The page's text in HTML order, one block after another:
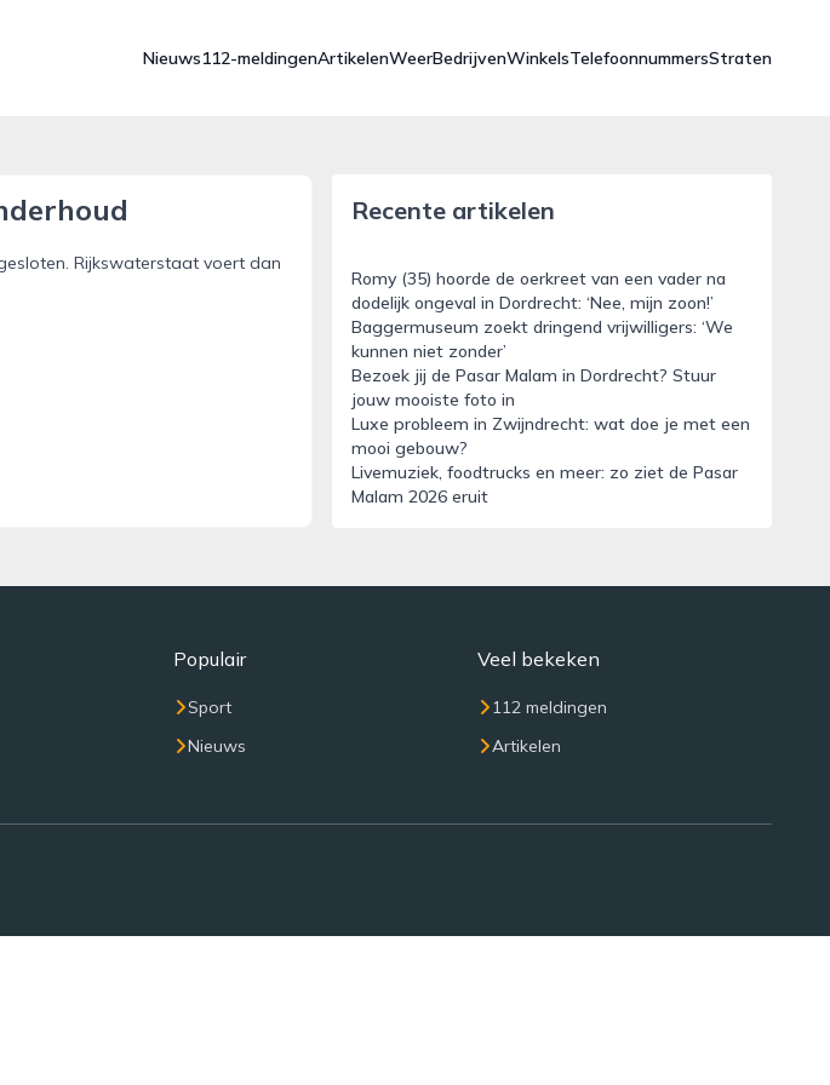
Nieuws112-meldingenArtikelenWeerBedrijvenWinkelsTelefoonnummersStraten
Rijkswaterstaat voert dan
Recente artikelen
Romy (35) hoorde de oerkreet van een vader na
dodelijk ongeval in Dordrecht: ‘Nee, mijn zoon!’
Baggermuseum zoekt dringend vrijwilligers: ‘We
kunnen niet zonder’
Bezoek jij de Pasar Malam in Dordrecht? Stuur
jouw mooiste foto in
Luxe probleem in Zwijndrecht: wat doe je met een
mooi gebouw?
Livemuziek, foodtrucks en meer: zo ziet de Pasar
Malam 2026 eruit
Populair
Sport
Nieuws
Veel bekeken
112 meldingen
Artikelen